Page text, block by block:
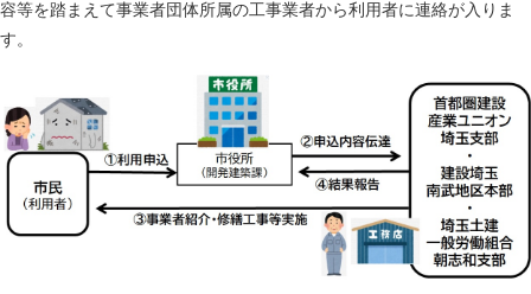
容等を踏まえて事業者団体所属の工事業者から利用者に連絡が入りま
す。